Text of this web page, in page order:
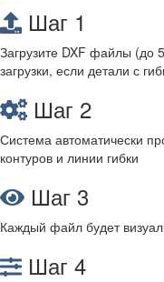
Шаг 1
Загрузите DXF файлы (до
загрузки, если детали с
Шаг 2
Система автоматически
контуров и линии гибки
Шаг 3
Каждый файл будет
Шаг 4